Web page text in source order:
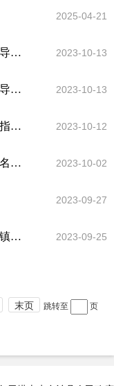
2025-04-21
塔什库尔干县财政局金融股权责清单指导目录 2023-10-13
塔什库尔干县财政局采购办权责清单指导目录 2023-10-13
喀什地区塔什库尔干县统计局权责清单指导目录 2023-10-12
塔什库尔干塔吉克自治县赋权乡（镇）名单及清单 2023-10-02
2023-09-27
塔什库尔干塔吉克自治县拟定赋权乡（镇）名单 2023-09-25
末页 跳转至 页